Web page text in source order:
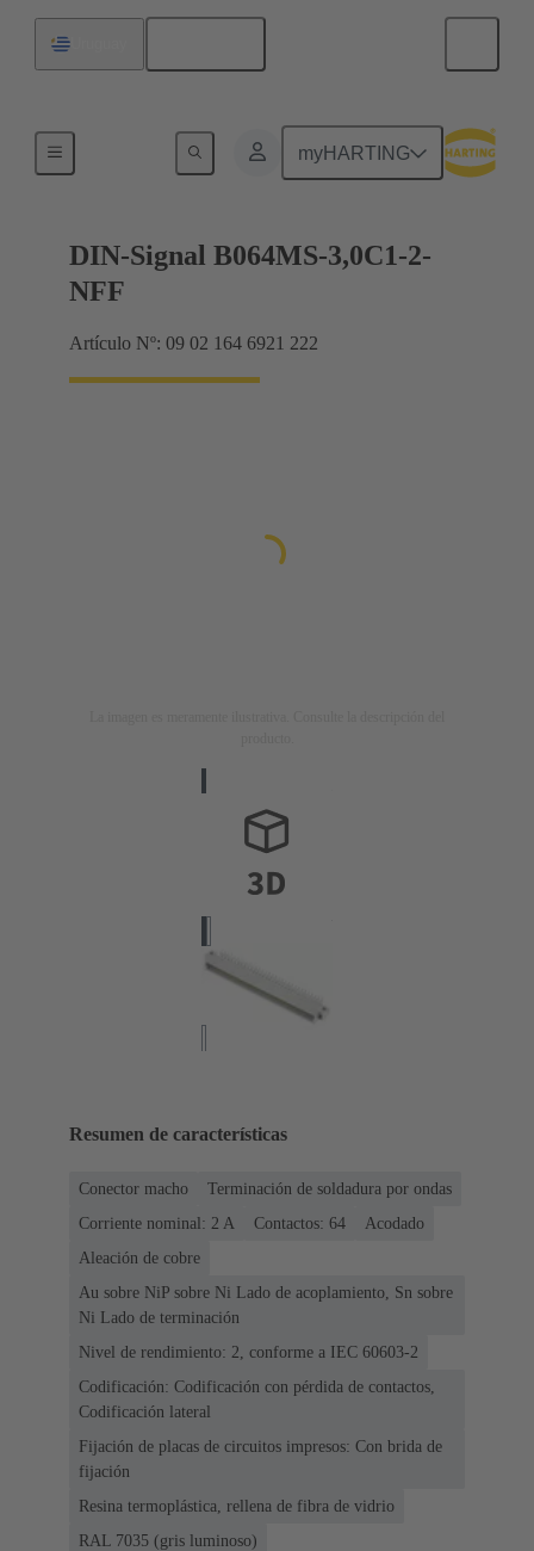
myHARTING
Terminación de placa madre a tarjeta hija
DIN-Signal B064MS-3,0C1-2-
NFF
Artículo Nº: 09 02 164 6921 222
Resumen de características
Conector macho
Terminación de soldadura por ondas
Corriente nominal: ‌2 A
Contactos: 64
Acodado
Aleación de cobre
Au sobre NiP sobre Ni Lado de acoplamiento, Sn sobre
Ni Lado de terminación
Nivel de rendimiento: 2, conforme a IEC 60603-2
Codificación: Codificación con pérdida de contactos,
Codificación lateral
Fijación de placas de circuitos impresos: Con brida de
fijación
Resina termoplástica, rellena de fibra de vidrio
RAL 7035 (gris luminoso)